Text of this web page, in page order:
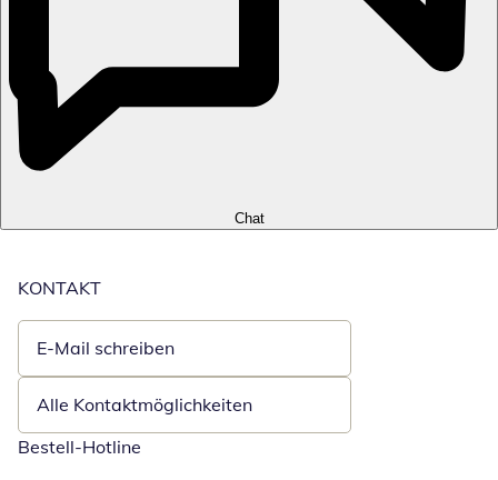
Chat
KONTAKT
E-Mail schreiben
Öffnet E-Mail-Client
Alle Kontaktmöglichkeiten
Bestell-Hotline